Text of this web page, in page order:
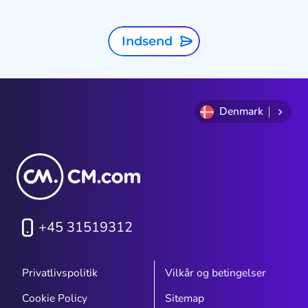
Indsend
Denmark
+45 31519312
Privatlivspolitik
Vilkår og betingelser
Cookie Policy
Sitemap